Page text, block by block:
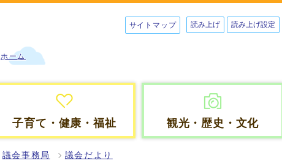
ホーム
サイトマップ 読み上げ 読み上げ設定
子育て・健康・福祉 観光・歴史・文化
議会事務局 議会だより